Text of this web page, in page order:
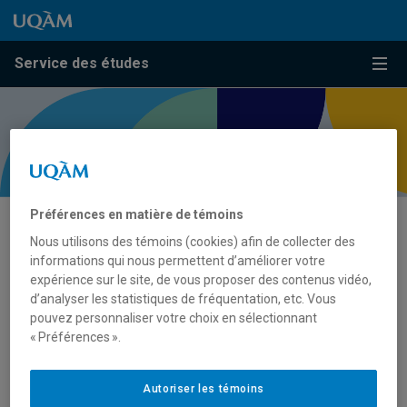
Passer au contenu
Accéder au menu principal
Accéder à la recherche
Passer au contenu
Accéder au menu principal
Service des études
Règlements et politiques
Soutien relatif aux politiques et règlements
institutionnels et aux règlements facultaires
Le Service des études est responsable de la révision et
de l’interprétation des politiques et
Préférences en matière de témoins
Nous utilisons des témoins (cookies) afin de collecter des
informations qui nous permettent d’améliorer votre
expérience sur le site, de vous proposer des contenus vidéo,
d’analyser les statistiques de fréquentation, etc. Vous
pouvez personnaliser votre choix en sélectionnant
« Préférences ».
Autoriser les témoins